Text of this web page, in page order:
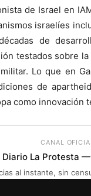
de Israel en
israelíes
de
testados sobre
Lo que en
de
como innovación
CANAL
Diario La Protesta
al instante, sin